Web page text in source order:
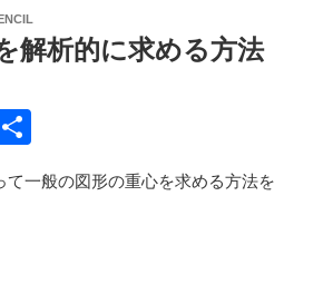
解析的に求める方法
Li
有
て一般の図形の重心を求める方法を